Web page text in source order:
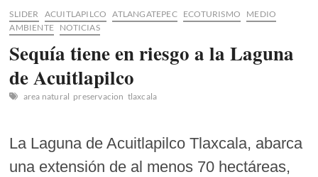
SLIDER ACUITLAPILCO ATLANGATEPEC ECOTURISMO
MEDIO
AMBIENTE NOTICIAS
Sequía tiene en riesgo a la Laguna
de Acuitlapilco
area natural preservacion tlaxcala
La Laguna de Acuitlapilco Tlaxcala, abarca
una extensión de al menos 70 hectáreas,